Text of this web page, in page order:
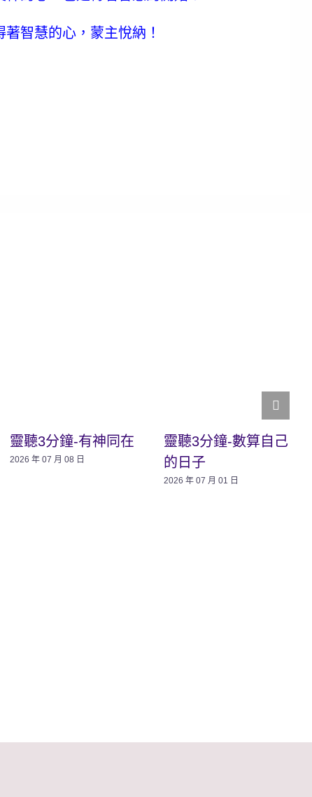
智慧的心，蒙主悅納！
靈聽3分鐘-有神同在
2026 年 07 月 08 日
靈聽3分鐘-數算自己
的日子
2026 年 07 月 01 日